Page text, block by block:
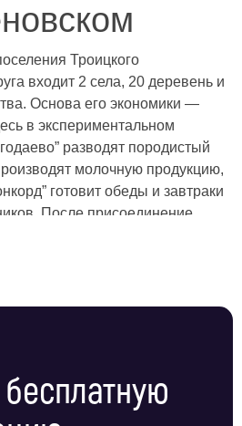
Троицкого
входит 2 села, 20 деревень и
Основа его экономики —
в экспериментальном
разводят породистый
молочную продукцию,
готовит обеды и завтраки
После присоединение
работы было
подразделение в